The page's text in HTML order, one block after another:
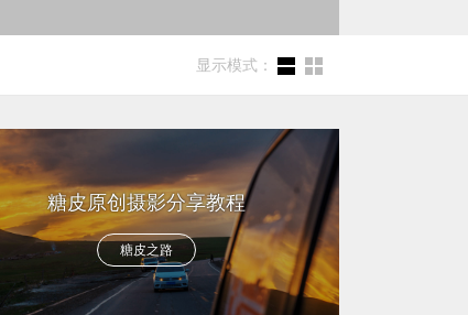
显示模式：
糖皮原创摄影分享教程
糖皮之路